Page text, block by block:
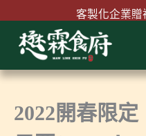
至
內
客製化企業贈
首購結帳輸入『
2022開春限